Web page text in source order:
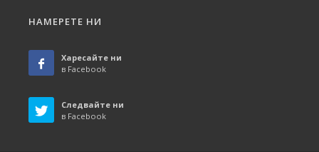
НАМЕРЕТЕ НИ
Харесайте ни
в Facebook
Следвайте ни
в Facebook